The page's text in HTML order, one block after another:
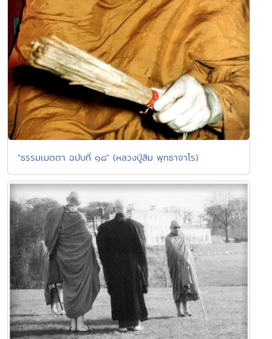
"ธรรมเมตตา ฉบับที่ ๑๘" (หลวงปู่สิม พุทธาจาโร)